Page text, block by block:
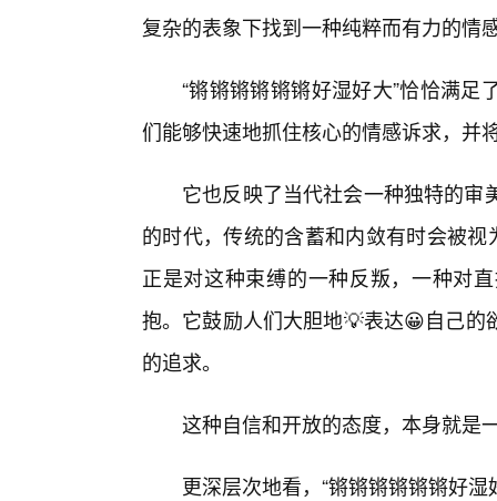
复杂的表象下找到一种纯粹而有力的情
“锵锵锵锵锵锵好湿好大”恰恰满
们能够快速地抓住核心的情感诉求，并
它也反映了当代社会一种独特的
的时代，传统的含蓄和内敛有时会被
正是对这种束缚的一种反叛，一种对
抱。它鼓励人们大胆地💡表达😀自己
的追求。
这种自信和开放的态度，本身就是
更深层次地看，“锵锵锵锵锵锵好